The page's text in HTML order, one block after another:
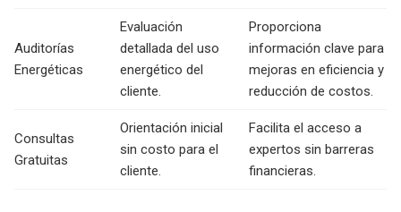
Auditorías
Energéticas
Evaluación
detallada del uso
energético del
cliente.
Proporciona
información clave para
mejoras en eficiencia y
reducción de costos.
Consultas
Gratuitas
Orientación inicial
sin costo para el
cliente.
Facilita el acceso a
expertos sin barreras
financieras.